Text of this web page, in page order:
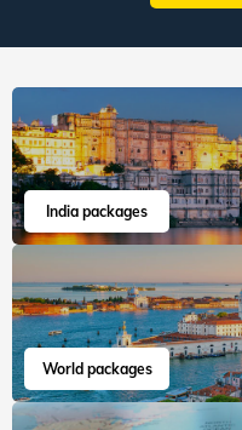
India packages
World packages